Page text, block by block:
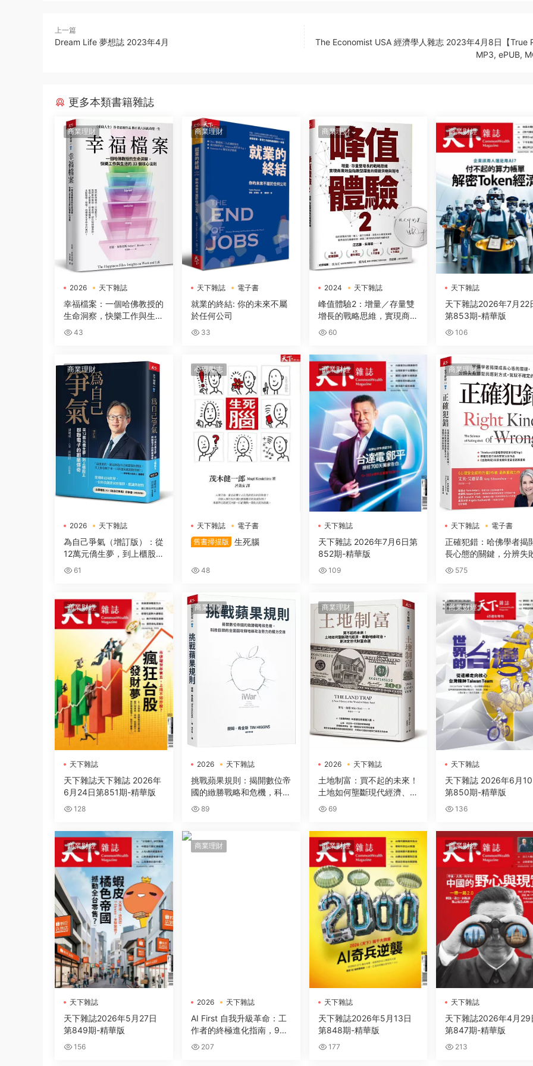
上一篇
Dream Life 夢想誌 2023年4月
The Economist USA 經濟學人雜志 2023年4月8日【True
MP3, ePUB,
更多本類書籍雜誌
商業理財
2026
天下雜誌
電子書
幸福檔案：一個哈佛教授的
生命洞察，快樂工作與生活
的33 個核心法則
43
商業理財
天下雜誌 電子書
就業的終結: 你的未來不屬
於任何公司
33
商業理財
2024
天下雜誌
電子書
峰值體驗2：增量／存量雙
增長的戰略思維，實現商業
效益指數型躍進的關鍵洞察
60
商業财經
天下雜誌
天下雜誌2026年7月22
第853期-精華版
106
商業理財
2026
天下雜誌
電子書
為自己爭氣（增訂版）：從
12萬元僑生夢，到上櫃股
王，群聯電子的創業傳奇
61
心理勵志
天下雜誌
電子書
舊書掃描版
生死腦
48
商業财經
天下雜誌
天下雜誌 2026年7月6日第
852期-精華版
109
商業理財
天下雜誌 電子書
正確犯錯：哈佛學者揭
長心態的關鍵，分辨失
型與應對方式，駕馭不
575
商業财經
天下雜誌
天下雜誌天下雜誌 2026年
6月24日第851期-精華版
128
商業理財
2026
天下雜誌
電子書
挑戰蘋果規則：揭開數位帝
國的緻勝戰略和危機，科技
巨頭的全面圍攻和地緣政治
89
商業理財
2026
天下雜誌
電子書
土地制富：買不起的未來！
土地如何壟斷現代經濟、牽
動地緣政治，更決定世代財
69
商業财經
天下雜誌
天下雜誌 2026年6月
第850期-精華版
136
商業财經
天下雜誌
天下雜誌2026年5月27日
第849期-精華版
156
商業理財
2026
天下雜誌
AI First 自我升級革命：工
作者的終極進化指南，9大
實作的極速實踐，成為AI代
207
商業财經
天下雜誌
天下雜誌2026年5月13日
第848期-精華版
177
商業财經
天下雜誌
天下雜誌2026年4月29
第847期-精華版
213